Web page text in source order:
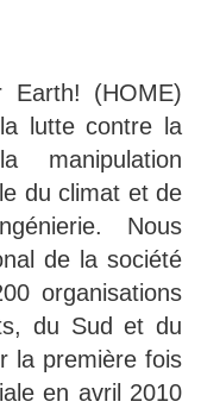
Earth! (HOME)
lutte contre la
manipulation
du climat et de
Nous
de la société
organisations
du Sud et du
la première fois
en avril 2010